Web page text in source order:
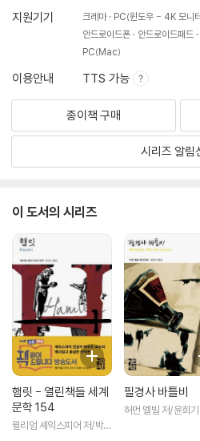
지원기기
크레마 PC(윈도우 - 4K 모니
안드로이드폰
안드로이드패드
PC(Mac)
이용안내 TTS 가능
종이책 구매
시리즈 알림
이 도서의 시리즈
햄릿 - 열린책들 세계
문학 154
윌리엄 셰익스피어 저/박우
필경사 바틀비
허먼 멜빌 저/윤희